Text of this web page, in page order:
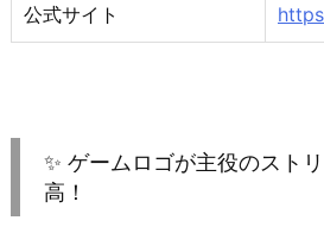
公式サイト
✨ ゲームロゴが主役のスト
高！